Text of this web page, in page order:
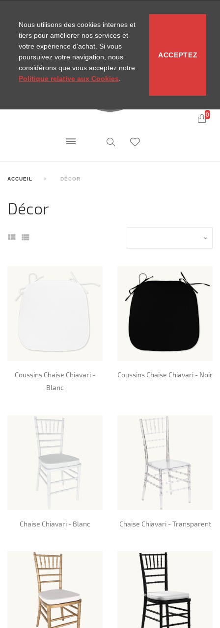
0
ACCUEIL DÉCOR
Décor
Coussins Chaise Chiavari -
Blanc
Coussins Chaise Chiavari - Noir
Chaise Chiavari - Blanc Chaise Chiavari - Transparent
Nous utilisons des cookies internes et
tiers pour améliorer nos services et
votre expérience d'achat. Si vous
poursuivez votre navigation, nous
considérons que vous acceptez notre
Politique relative aux Cookies
ACCEPTEZ